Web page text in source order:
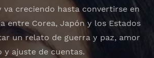
creciendo hasta convertirse en
entre Corea, Japón y los Estados
un relato de guerra y paz, amor
ajuste de cuentas.